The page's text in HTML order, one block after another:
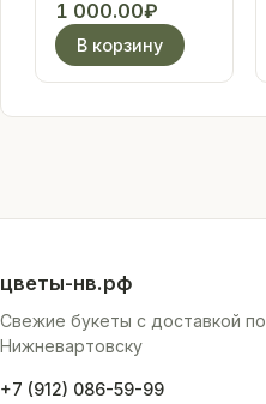
1 000.00₽
В корзину
цветы-нв.рф
Свежие букеты с доставкой по
Нижневартовску
+7 (912) 086-59-99